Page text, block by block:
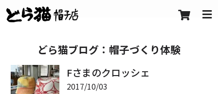
どら猫ブログ： 帽子づくり体験
Fさまのクロッシェ
2017/10/03